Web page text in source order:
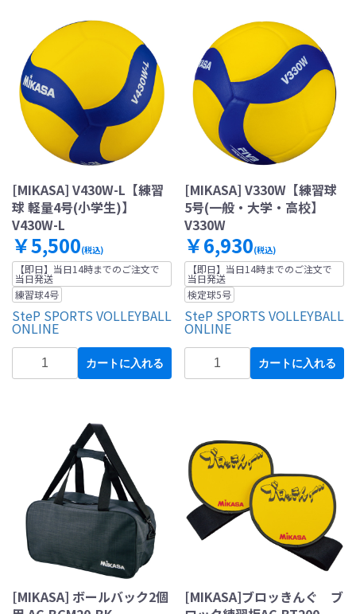
[MIKASA] V430W-L【練習
球 軽量4号(小学生)】
V430W-L
￥5,500(税込)
【即日】当日14時までのご注文で
当日発送
練習球4号
SteP SPORTS VOLLEYBALL
ONLINE
カートに入れる
[MIKASA] V330W【練習球
5号(一般・大学・高校】
V330W
￥6,930(税込)
【即日】当日14時までのご注文で
当日発送
検定球5号
SteP SPORTS VOLLEYBALL
ONLINE
カートに入れる
[MIKASA] ボールバック2個
[MIKASA]ブロッきんぐ ブ